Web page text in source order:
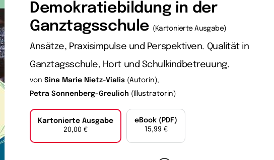
Demokratiebildung in der
Ganztagsschule (Kartonierte Ausgabe)
Ansätze, Praxisimpulse und Perspektiven. Qualität in
Ganztagsschule, Hort und Schulkindbetreuung.
von Sina Marie Nietz-Vialis (Autorin),
Petra Sonnenberg-Greulich (Illustratorin)
Kartonierte Ausgabe
20,00 €
eBook (PDF)
15,99 €